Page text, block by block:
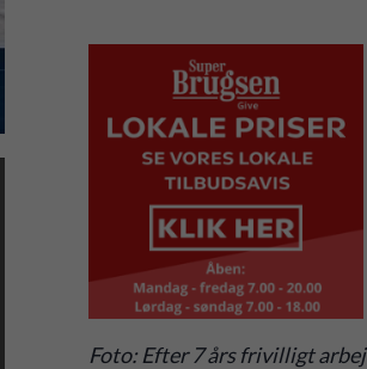
Foto: Efter 7 års frivilligt